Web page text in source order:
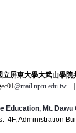
立屏東大學大武山學院
@mail.nptu.edu.tw |
Education, Mt.
4F, Administration